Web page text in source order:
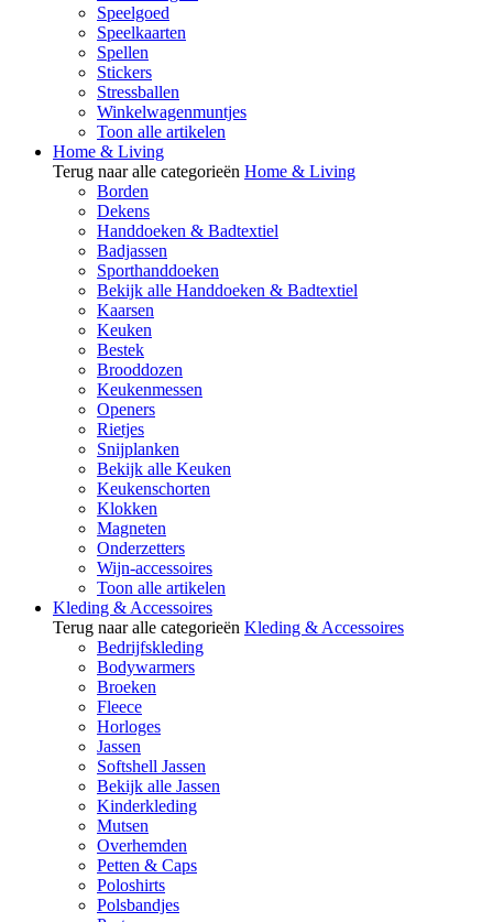
Speelgoed
Speelkaarten
Spellen
Stickers
Stressballen
Winkelwagenmuntjes
Toon alle artikelen
Home & Living
Terug naar alle categorieën Home & Living
Borden
Dekens
Handdoeken & Badtextiel
Badjassen
Sporthanddoeken
Bekijk alle Handdoeken & Badtextiel
Kaarsen
Keuken
Bestek
Brooddozen
Keukenmessen
Openers
Rietjes
Snijplanken
Bekijk alle Keuken
Keukenschorten
Klokken
Magneten
Onderzetters
Wijn-accessoires
Toon alle artikelen
Kleding & Accessoires
Terug naar alle categorieën Kleding & Accessoires
Bedrijfskleding
Bodywarmers
Broeken
Fleece
Horloges
Jassen
Softshell Jassen
Bekijk alle Jassen
Kinderkleding
Mutsen
Overhemden
Petten & Caps
Poloshirts
Polsbandjes